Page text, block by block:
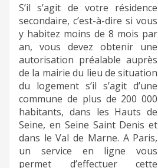
S’il s’agit de votre résidence
secondaire, c’est-à-dire si vous
y habitez moins de 8 mois par
an, vous devez obtenir une
autorisation préalable auprès
de la mairie du lieu de situation
du logement s’il s’agit d’une
commune de plus de 200 000
habitants, dans les Hauts de
Seine, en Seine Saint Denis et
dans le Val de Marne. A Paris,
un service en ligne vous
permet d’effectuer cette